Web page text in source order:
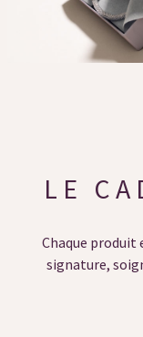
LE
Chaque
signature,